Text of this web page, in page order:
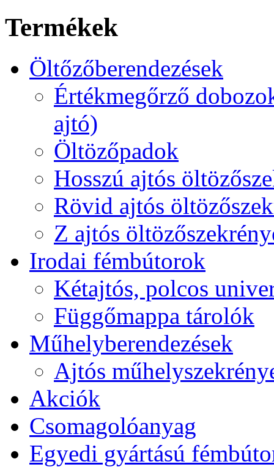
Termékek
Öltőzőberendezések
Értékmegőrző
ajtó)
Öltözőpadok
Hosszú ajtós
Rövid ajtós
Z ajtós
Irodai fémbútorok
Kétajtós, polcos
Függőmappa tárolók
Műhelyberendezések
Ajtós
Akciók
Csomagolóanyag
Egyedi gyártású